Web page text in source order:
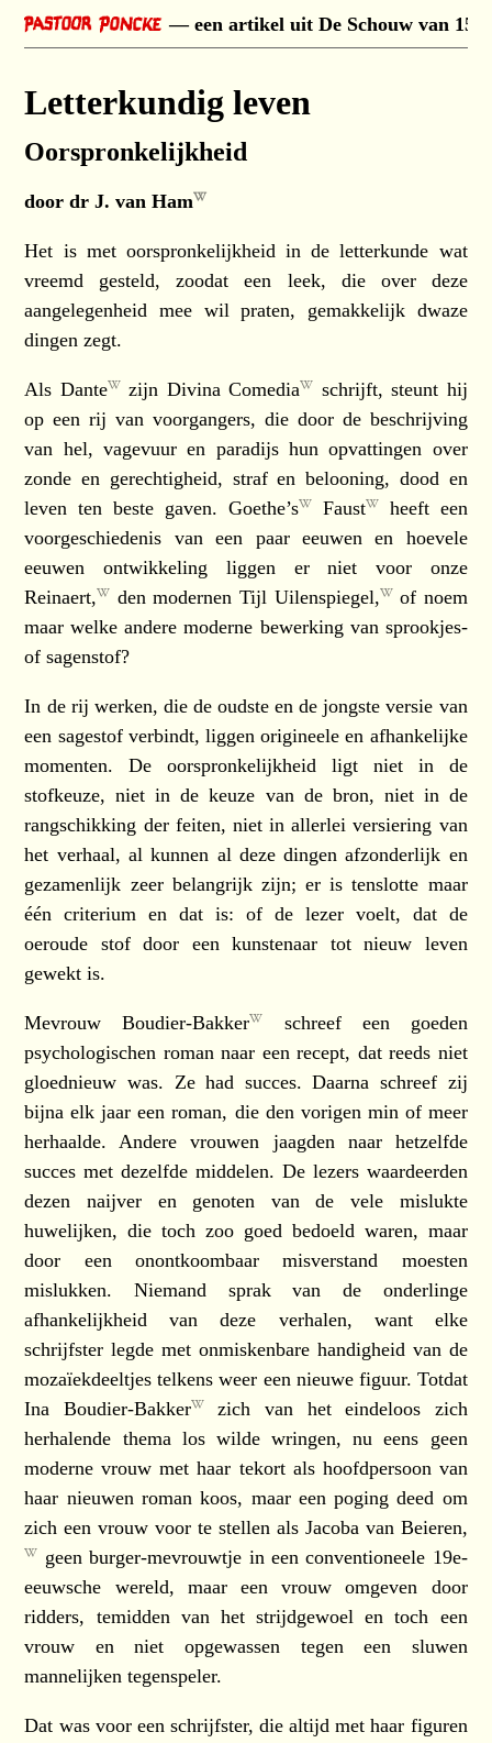
een artikel uit De Schouw van 15
Letterkundig leven
Oorspronkelijkheid
doordr J. van Ham
Het is met oorspronkelijkheid in de letterkunde wat
vreemd gesteld, zoodat een leek, die over deze
aangelegenheid mee wil praten, gemakkelijk dwaze
dingen zegt.
Als Dante zijn Divina Comedia
schrijft, steunt hij
op een rij van voorgangers, die door de beschrijving
van hel, vagevuur en paradijs hun opvattingen over
zonde en gerechtigheid, straf en belooning, dood en
leven ten beste gaven. Goethe’s Faust
heeft een
voorgeschiedenis van een paar eeuwen en hoevele
eeuwen ontwikkeling liggen er niet voor onze
Reinaert,
den modernen Tijl Uilenspiegel,
of noem
maar welke andere moderne bewerking van sprookjes-
of sagenstof?
In de rij werken, die de oudste en de jongste versie van
een sagestof verbindt, liggen origineele en afhankelijke
momenten. De oorspronkelijkheid ligt niet in de
stofkeuze, niet in de keuze van de bron, niet in de
rangschikking der feiten, niet in allerlei versiering van
het verhaal, al kunnen al deze dingen afzonderlijk en
gezamenlijk zeer belangrijk zijn; er is tenslotte maar
één criterium en dat is: of de lezer voelt, dat de
oeroude stof door een kunstenaar tot nieuw leven
gewekt is.
Mevrouw Boudier-Bakker
schreef een goeden
psychologischen roman naar een recept, dat reeds niet
gloednieuw was. Ze had succes. Daarna schreef zij
bijna elk jaar een roman, die den vorigen min of meer
herhaalde. Andere vrouwen jaagden naar hetzelfde
succes met dezelfde middelen. De lezers waardeerden
dezen naijver en genoten van de vele mislukte
huwelijken, die toch zoo goed bedoeld waren, maar
door een onontkoombaar misverstand moesten
mislukken. Niemand sprak van de onderlinge
afhankelijkheid van deze verhalen, want elke
schrijfster legde met onmiskenbare handigheid van de
mozaïekdeeltjes telkens weer een nieuwe figuur. Totdat
Ina Boudier-Bakker
zich van het eindeloos zich
herhalende thema los wilde wringen, nu eens geen
moderne vrouw met haar tekort als hoofdpersoon van
haar nieuwen roman koos, maar een poging deed om
zich een vrouw voor te stellen als Jacoba van Beieren,
geen burger-mevrouwtje in een conventioneele 19e-
eeuwsche wereld, maar een vrouw omgeven door
ridders, temidden van het strijdgewoel en toch een
vrouw en niet opgewassen tegen een sluwen
mannelijken tegenspeler.
Dat was voor een schrijfster, die altijd met haar figuren